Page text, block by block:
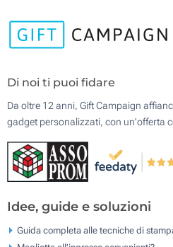
Di noi ti puoi fidare
Da oltre 12 anni, Gift Campaign
gadget personalizzati, con un'offerta
Idee, guide e soluzioni
Guida completa alle tecniche di